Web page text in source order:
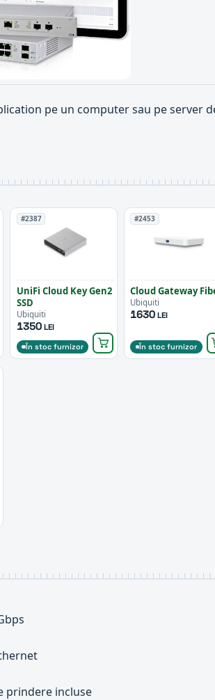
pe un computer sau pe server
#2387
UniFi Cloud Key Gen2
SSD
Ubiquiti
1350LEI
În stoc furnizor
#2453
Cloud Gateway
Ubiquiti
1630 LEI
În stoc furnizor
prindere incluse